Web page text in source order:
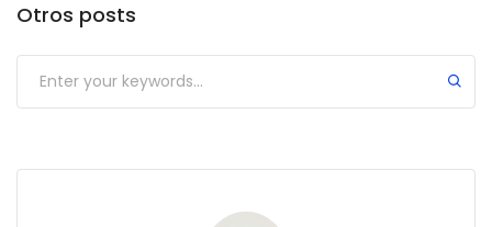
Otros posts